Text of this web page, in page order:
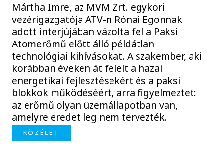
Mártha Imre, az MVM Zrt. egykori
vezérigazgatója ATV-n Rónai Egonnak
adott interjújában vázolta fel a Paksi
Atomerőmű előtt álló példátlan
technológiai kihívásokat. A szakember, aki
korábban éveken át felelt a hazai
energetikai fejlesztésekért és a paksi
blokkok működéséért, arra figyelmeztet:
az erőmű olyan üzemállapotban van,
amelyre eredetileg nem tervezték.
KÖZÉLET